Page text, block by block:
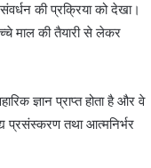
की प्रक्रिया को देखा।
माल की तैयारी से लेकर
ज्ञान प्राप्त होता है और वे
प्रसंस्करण तथा आत्मनिर्भर